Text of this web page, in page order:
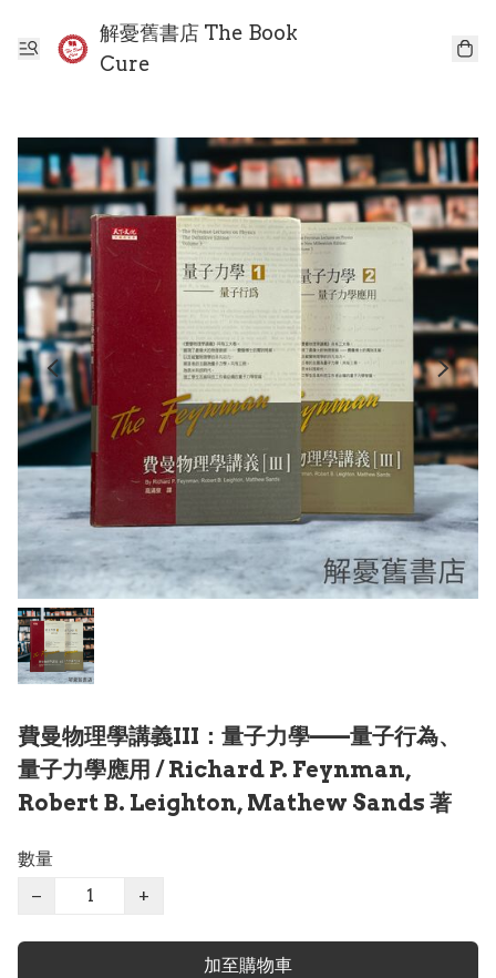
解憂舊書店 The Book
Cure
費曼物理學講義III：量子力學——量子行為、
量子力學應用 / Richard P. Feynman,
Robert B. Leighton, Mathew Sands 著
數量
−
+
加至購物車